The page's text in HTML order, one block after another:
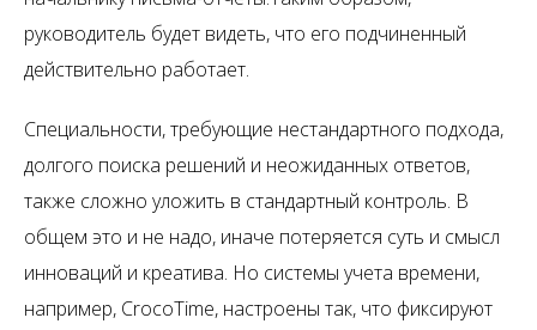
руководитель будет видеть, что его подчиненный
действительно работает.
Специальности, требующие нестандартного подхода,
долгого поиска решений и неожиданных ответов,
также сложно уложить в стандартный контроль. В
общем это и не надо, иначе потеряется суть и смысл
инноваций и креатива. Но системы учета времени,
например, CrocoTime, настроены так, что фиксируют